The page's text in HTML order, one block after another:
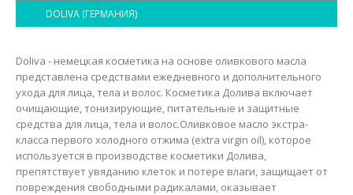
Маникюр и педикюр
DOLIVA (ГЕРМАНИЯ)
Doliva - немецкая косметика на основе оливкового масла
представлена средствами ежедневного и дополнительного
ухода для лица, тела и волос. Косметика Долива включает
очищающие, тонизирующие, питательные и защитные
средства для лица, тела и волос.Оливковое масло экстра-
класса первого холодного отжима (extra virgin oil), которое
используется в производстве косметики Долива,
препятствует увяданию клеток и потере влаги, защищает от
повреждения свободными радикалами, оказывает